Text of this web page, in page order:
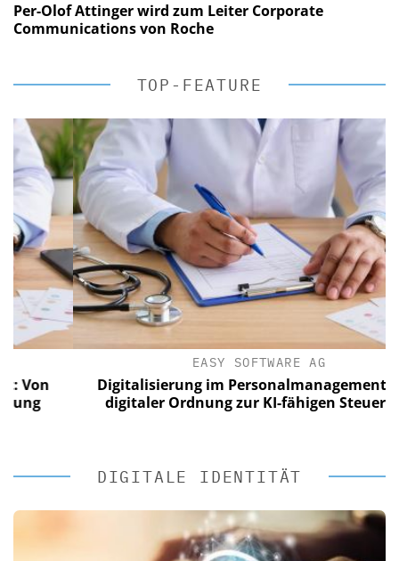
Per-Olof Attinger wird zum Leiter Corporate
Communications von Roche
TOP-FEATURE
EASY SOFTWARE AG
Digitalisierung im Personalmanagement: Von
digitaler Ordnung zur KI-fähigen Steuerung
DIGITALE IDENTITÄT